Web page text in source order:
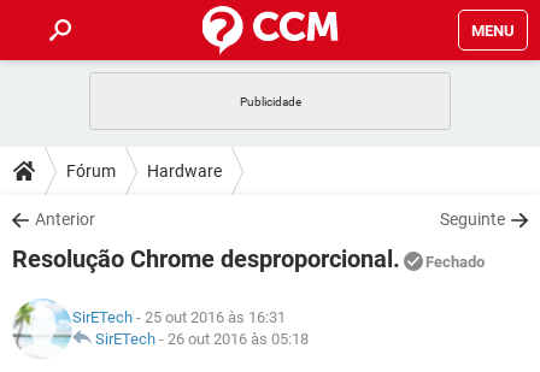
MENU
CELULAR
OUTLOOK
INSTAGRAM GMAIL
GUIA DE COMPRAS
DICAS
JOGOS
INSTAGRAM
GUIA DE COMPRAS
DOWNLOADS
JOGOS WHATSAPP
CELULAR
OUTLOOK EXCEL
JOGOS
CELULAR
GLOSSÁRIO
Fórum Hardware
Anterior Seguinte
Resolução Chrome desproporcional. Fechado
SirETech - 25 out 2016 às 16:31
SirETech - 26 out 2016 às 05:18